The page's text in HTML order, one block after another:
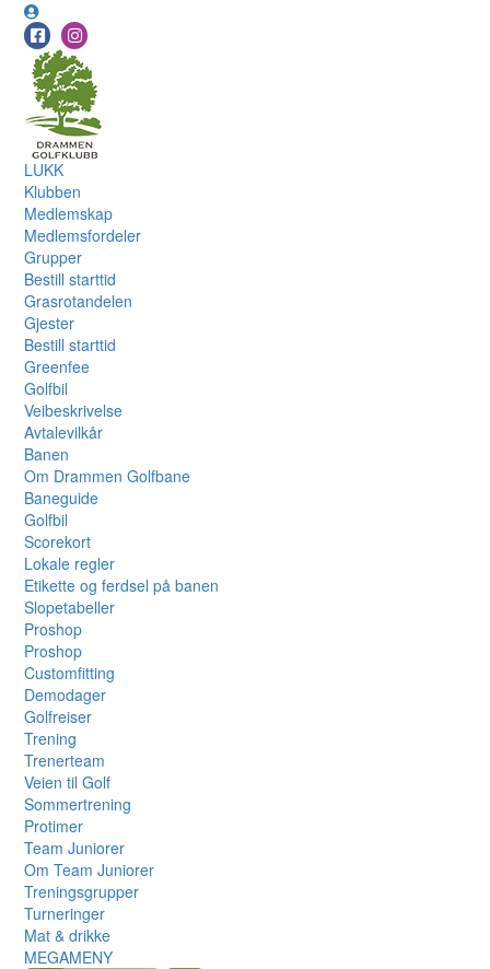
LUKK
Klubben
Medlemskap
Medlemsfordeler
Grupper
Bestill starttid
Grasrotandelen
Gjester
Bestill starttid
Greenfee
Golfbil
Veibeskrivelse
Avtalevilkår
Banen
Om Drammen Golfbane
Baneguide
Golfbil
Scorekort
Lokale regler
Etikette og ferdsel på banen
Slopetabeller
Proshop
Proshop
Customfitting
Demodager
Golfreiser
Trening
Trenerteam
Veien til Golf
Sommertrening
Protimer
Team Juniorer
Om Team Juniorer
Treningsgrupper
Turneringer
Mat & drikke
MEGAMENY